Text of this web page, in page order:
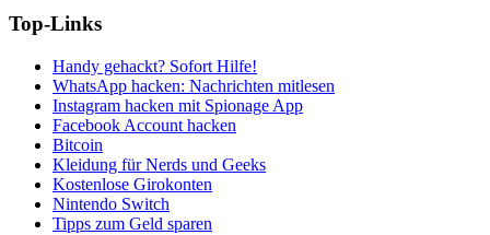
Top-Links
Handy gehackt? Sofort Hilfe!
WhatsApp hacken: Nachrichten mitlesen
Instagram hacken mit Spionage App
Facebook Account hacken
Bitcoin
Kleidung für Nerds und Geeks
Kostenlose Girokonten
Nintendo Switch
Tipps zum Geld sparen